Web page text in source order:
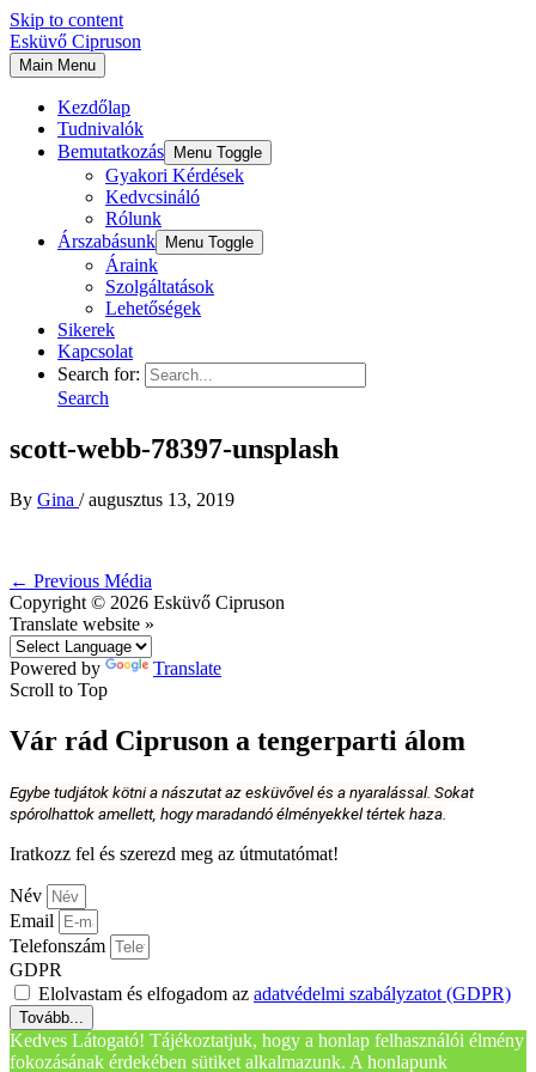
Skip to content
Esküvő Cipruson
Main Menu
Kezdőlap
Tudnivalók
Bemutatkozás
Menu Toggle
Gyakori Kérdések
Kedvcsináló
Rólunk
Árszabásunk
Menu Toggle
Áraink
Szolgáltatások
Lehetőségek
Sikerek
Kapcsolat
Search for:
Search
scott-webb-78397-unsplash
By Gina /augusztus 13, 2019
← Previous Média
Copyright © 2026 Esküvő Cipruson
Translate website »
Powered by
Translate
Scroll to Top
Vár rád Cipruson a tengerparti álom
Egybe tudjátok kötni a nászutat az esküvővel és a nyaralással. Sokat
spórolhattok amellett, hogy maradandó élményekkel tértek haza.
Iratkozz fel és szerezd meg az útmutatómat!
Név
Email
Telefonszám
GDPR
Elolvastam és elfogadom az adatvédelmi szabályzatot (GDPR)
Tovább...
Kedves Látogató! Tájékoztatjuk, hogy a honlap felhasználói élmény
fokozásának érdekében sütiket alkalmazunk. A honlapunk